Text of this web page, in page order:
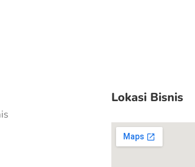
Lokasi Bisnis